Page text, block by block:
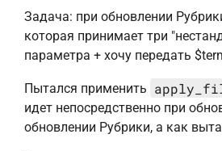
Задача: при обновлении
которая принимает три
параметра + хочу передать
Пытался применить
идет непосредственно при
обновлении Рубрики, а как